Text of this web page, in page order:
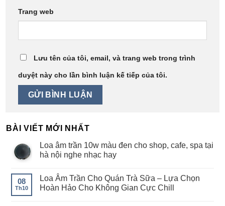
Trang web
Lưu tên của tôi, email, và trang web trong trình
duyệt này cho lần bình luận kế tiếp của tôi.
BÀI VIẾT MỚI NHẤT
Loa âm trần 10w màu đen cho shop, cafe, spa tại
hà nội nghe nhạc hay
08
Th10
Loa Âm Trần Cho Quán Trà Sữa – Lựa Chọn
Hoàn Hảo Cho Không Gian Cực Chill